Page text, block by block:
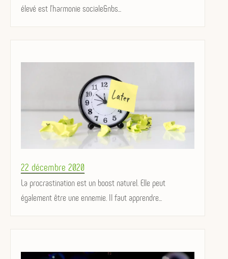
élevé est l’harmonie sociale&nbs...
Posted
on
22 décembre 2020
La procrastination est un boost naturel. Elle peut
également être une ennemie. Il faut apprendre...